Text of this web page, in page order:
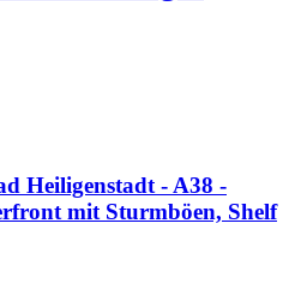
Heiligenstadt - A38 -
mit Sturmböen, Shelf